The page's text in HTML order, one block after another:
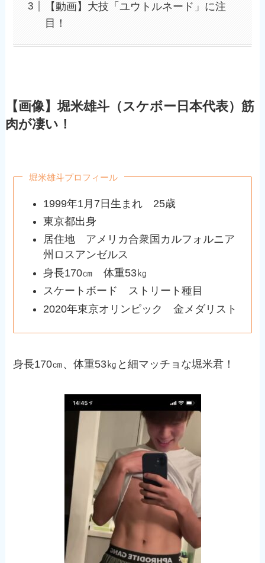
【動画】大技「ユウトルネード」に注
目！
【画像】堀米雄斗（スケボー日本代表）筋
肉が凄い！
堀米雄斗プロフィール
1999年1月7日生まれ 25歳
東京都出身
居住地 アメリカ合衆国カルフォルニア
州ロスアンゼルス
身長170㎝ 体重53㎏
スケートボード ストリート種目
2020年東京オリンピック 金メダリスト
身長170㎝、体重53㎏と細マッチョな堀米君！